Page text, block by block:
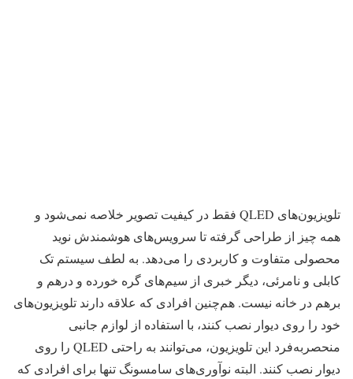
تلویزیون‌های QLED فقط در کیفیت تصویر خلاصه نمی‌شود و
همه چیز از طراحی گرفته تا سرویس‌های هوشمندش نوید
محصولی متفاوت و کاربردی را می‌دهد. به لطف سیستم تک
کابلی و نامرئی، دیگر خبری از سیم‌های گره خورده و درهم و
برهم در خانه نیست. هم‌چنین افرادی که علاقه دارند تلویزیون‌های
خود را روی دیوار نصب کنند، با استفاده از لوازم جانبی
منحصربه‌فرد این تلویزیون، می‌توانند به راحتی QLED را روی
دیوار نصب کنند. البته نوآوری‌های سامسونگ تنها برای افرادی که